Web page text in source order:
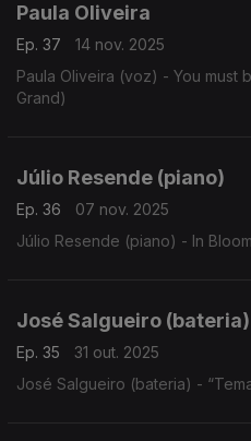
Paula Oliveira
Ep. 37
14 nov. 2025
Paula Oliveira (voz) - You must
Grand)
Júlio Resende (piano)
Ep. 36
07 nov. 2025
Júlio Resende (piano) - In
José Salgueiro (bateria)
Ep. 35
31 out. 2025
José Salgueiro (bateria) -